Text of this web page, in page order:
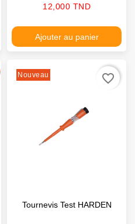
Prix
12,000 TND
Ajouter au panier
Nouveau
Tournevis Test HARDEN
favorite_border